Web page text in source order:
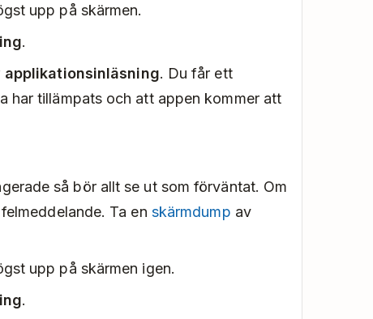
upp på skärmen.
.
. Du får ett
har tillämpats och att appen kommer att
så bör allt se ut som förväntat. Om
Ta en skärmdump av
upp på skärmen igen.
.